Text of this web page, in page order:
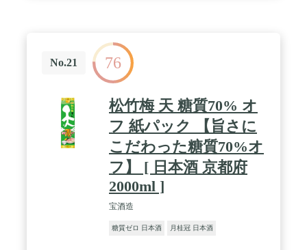
No.21 76
松竹梅 天 糖質70% オ
フ 紙パック 【旨さに
こだわった糖質70%オ
フ】 [ 日本酒 京都府
2000ml ]
宝酒造
糖質ゼロ 日本酒 月桂冠 日本酒